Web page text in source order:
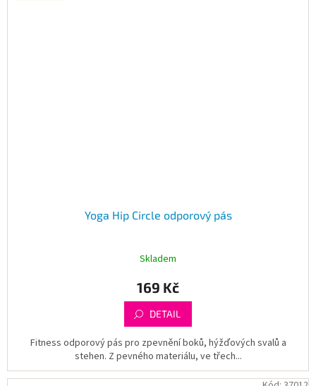
Yoga Hip Circle odporový pás
Skladem
169 Kč
DETAIL
Fitness odporový pás pro zpevnění boků, hýžďových svalů a
stehen. Z pevného materiálu, ve třech...